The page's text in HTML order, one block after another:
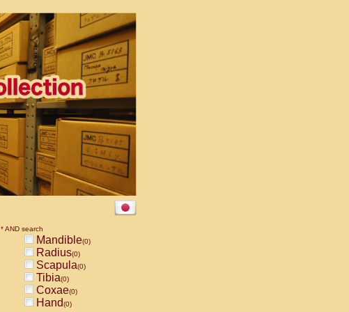
* AND search
Mandible(0)
Radius(0)
Scapula(0)
Tibia(0)
Coxae(0)
Hand(0)